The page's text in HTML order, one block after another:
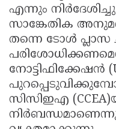
എന്നും
സാങ്കേതിക
തന്നെ ടോൾ പ്ലാസ
നോട്ടിഫിക്കേഷൻ
സിസിഇഎ